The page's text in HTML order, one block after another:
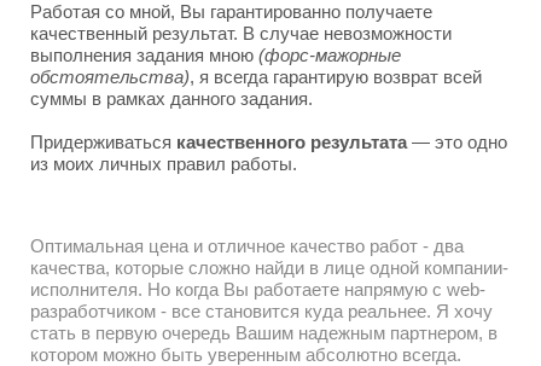
Работая со мной, Вы гарантированно получаете
качественный результат. В случае невозможности
выполнения задания мною (форс-мажорные
обстоятельства), я всегда гарантирую возврат всей
суммы в рамках данного задания.
Придерживаться качественного результата— это одно
из моих личных правил работы.
Оптимальная цена и отличное качество работ - два
качества, которые сложно найди в лице одной компании-
исполнителя. Но когда Вы работаете напрямую с web-
разработчиком - все становится куда реальнее. Я хочу
стать в первую очередь Вашим надежным партнером, в
котором можно быть уверенным абсолютно всегда.